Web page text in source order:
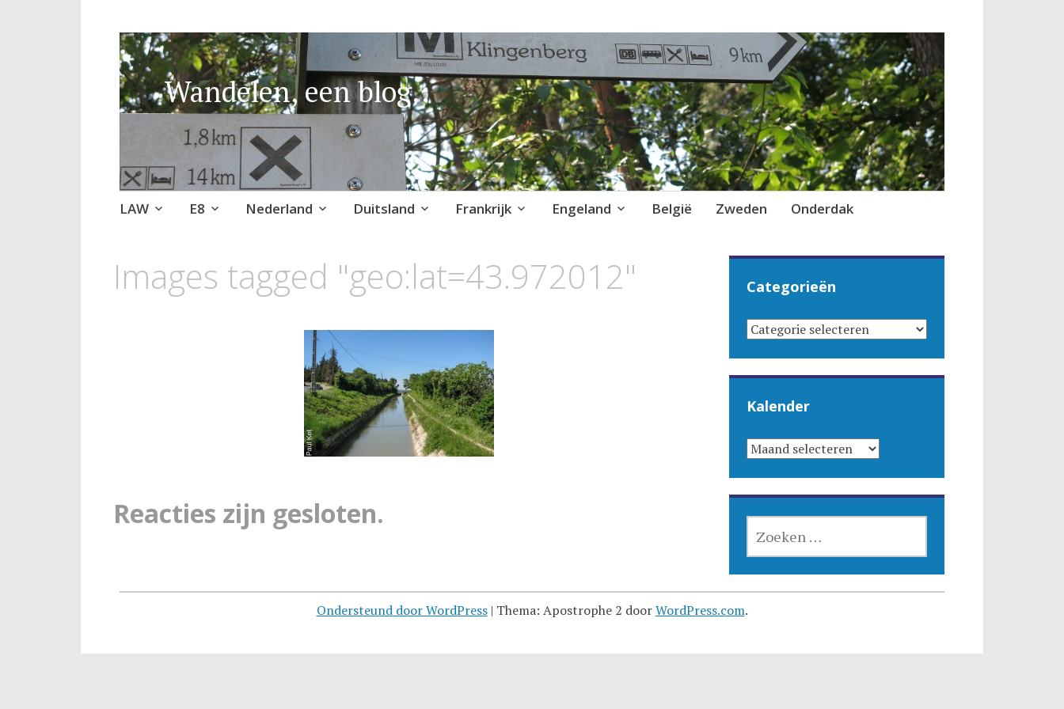
Wandelen, een blog..
Naar
LAW E8 Nederland Duitsland Frankrijk Engeland België Zweden Onderdak
Images tagged "geo:lat=43.972012"
Reacties zijn gesloten.
Categorieën
CATEGORIEËN
Kalender
KALENDER
NAAR:
Ondersteund door WordPress | Thema: Apostrophe 2 doorWordPress.com.